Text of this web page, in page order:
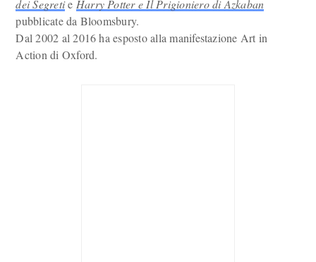
dei Segretie Harry Potter e Il Prigioniero di Azkaban
pubblicate da Bloomsbury.
Dal 2002 al 2016 ha esposto alla manifestazione Art in
Action di Oxford.